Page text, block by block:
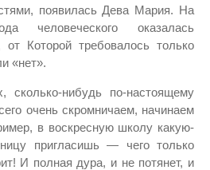
появилась Дева Мария. На
человеческого оказалась
Которой требовалось только
«нет».
нибудь по-настоящему
очень скромничаем, начинаем
в воскресную школу какую-
пригласишь — чего только
И полная дура, и не потянет, и